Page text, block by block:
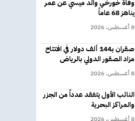
وفاة خورخي والد ميسي عن عمر
يناهز 68 عاماً
8 أغسطس، 2026
صقران بـ144 ألف دولار في افتتاح
مزاد الصقور الدولي بالرياض
8 أغسطس، 2026
النائب الأول يتفقد عدداً من الجزر
والمراكز البحرية
8 أغسطس، 2026